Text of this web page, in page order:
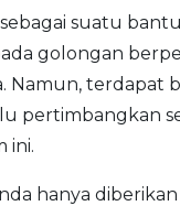
suatu
golongan
Namun, terdapat
pertimbangkan
ini.
hanya diberikan